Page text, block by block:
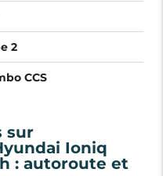
2
CCS
sur
Ioniq
: autoroute et